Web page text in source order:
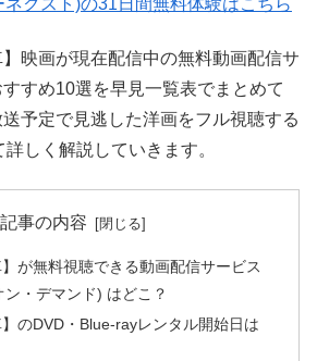
映画が現在配信中の無料動画配信サ
すめ10選を早見一覧表でまとめて
予定で見逃した洋画をフル視聴する
しく解説していきます。
記事の内容
が無料視聴できる動画配信サービス
・デマンド) はどこ？
のDVD・Blue-rayレンタル開始日は